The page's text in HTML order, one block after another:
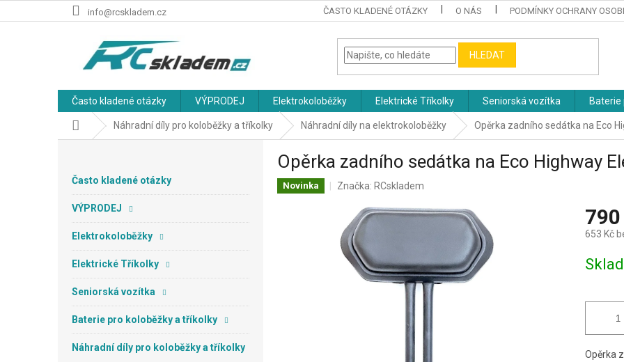
na
info@rcskladem.cz ČASTO KLADENÉ OTÁZKY O NÁS PODMÍNKY OCHRANY
HLEDAT
Často kladené otázky VÝPRODEJ Elektrokoloběžky Elektrické Tříkolky Seniorská vozítka Baterie
Domů Náhradní díly pro koloběžky a tříkolky Náhradní díly na elektrokoloběžky Opěrka zadního sedátka na Eco
Často kladené otázky
VÝPRODEJ
Elektrokoloběžky
Elektrické Tříkolky
Seniorská vozítka
Baterie pro koloběžky a tříkolky
Náhradní díly pro koloběžky a tříkolky
Opěrka zadního sedátka na Eco Highway
Novinka Značka: RCskladem
653 Kč
cena:
Opěrka